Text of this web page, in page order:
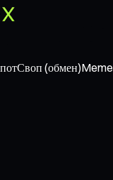
Своп (обмен)Meme